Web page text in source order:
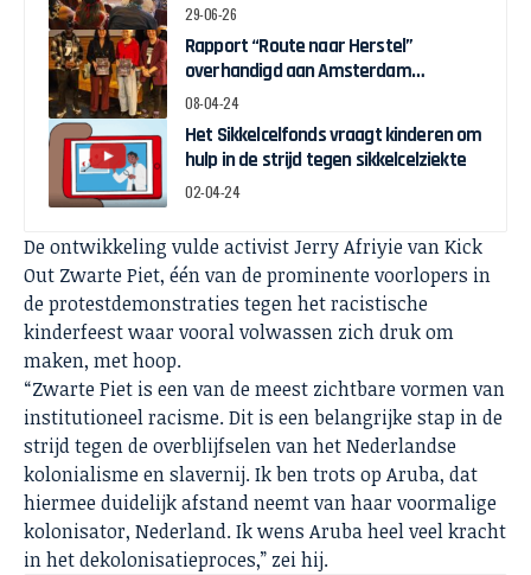
nationale Route Naar Herstel
29-06-26
Rapport “Route naar Herstel”
overhandigd aan Amsterdam
Wethouder Touria Meliani
08-04-24
Het Sikkelcelfonds vraagt kinderen om
hulp in de strijd tegen sikkelcelziekte
02-04-24
De ontwikkeling vulde activist Jerry Afriyie van Kick
Out Zwarte Piet, één van de prominente voorlopers in
de protestdemonstraties tegen het racistische
kinderfeest waar vooral volwassen zich druk om
maken, met hoop.
“Zwarte Piet is een van de meest zichtbare vormen van
institutioneel racisme. Dit is een belangrijke stap in de
strijd tegen de overblijfselen van het Nederlandse
kolonialisme en slavernij. Ik ben trots op Aruba, dat
hiermee duidelijk afstand neemt van haar voormalige
kolonisator, Nederland. Ik wens Aruba heel veel kracht
in het dekolonisatieproces,” zei hij.